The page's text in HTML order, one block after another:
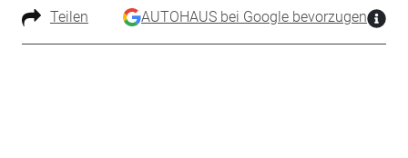
Teilen AUTOHAUS bei Google bevorzugen